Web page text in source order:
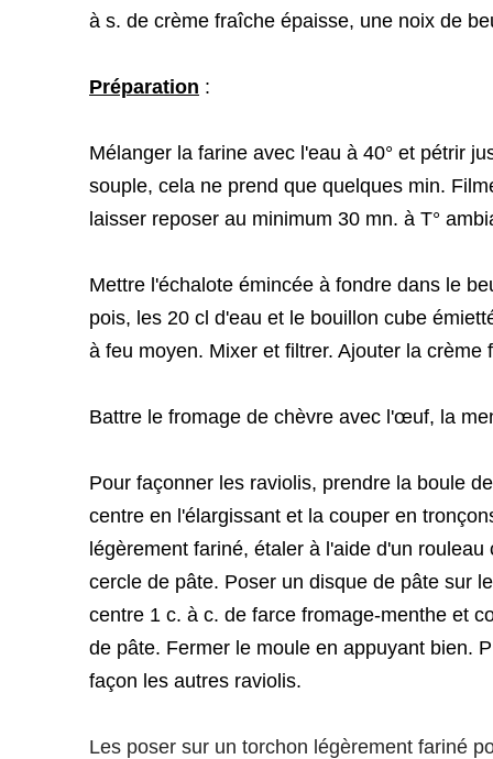
à s. de crème fraîche épaisse, une noix de
Préparation :
Mélanger la farine avec l'eau à 40° et pétrir
souple, cela ne prend que quelques min.
laisser reposer au minimum 30 mn. à T°
Mettre l'échalote émincée à fondre dans le
pois, les 20 cl d'eau et le bouillon cube
à feu moyen. Mixer et filtrer. Ajouter la crème
Battre le fromage de chèvre avec l'œuf, la
Pour façonner les raviolis, prendre la boule
centre en l'élargissant et la couper en
légèrement fariné, étaler à l'aide d'un
cercle de pâte. Poser un disque de pâte sur
centre 1 c. à c. de farce fromage-menthe et
de pâte. Fermer le moule en appuyant bien.
façon les autres raviolis.
Les poser sur un torchon légèrement fariné